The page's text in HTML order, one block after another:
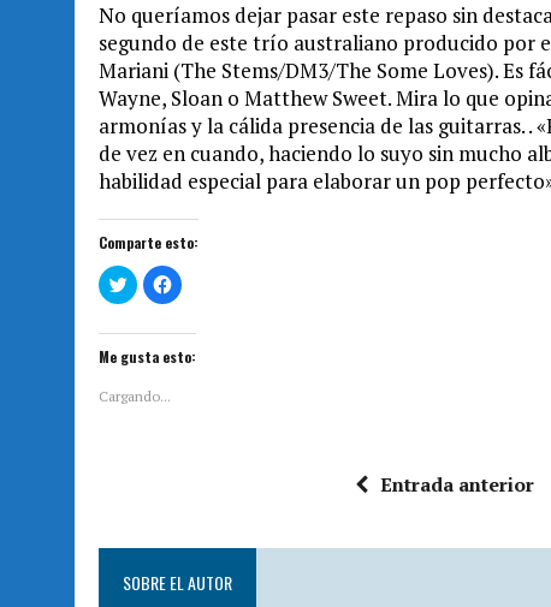
No queríamos dejar pasar este repaso sin
segundo de este trío australiano producido por
Mariani (The Stems/DM3/The Some Loves). Es
Wayne, Sloan o Matthew Sweet. Mira lo que
armonías y la cálida presencia de las guitarras. .
de vez en cuando, haciendo lo suyo sin mucho
habilidad especial para elaborar un pop
Comparte esto:
H
a
l
i
c
a
r
n
H
a
l
i
c
r
n
Me gusta esto:
Cargando...
Entrada anterior
SOBRE EL AUTOR